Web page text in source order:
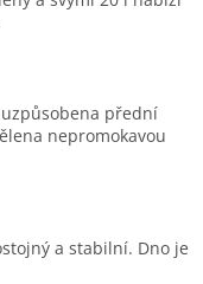
přední
nepromokavou
a stabilní. Dno je